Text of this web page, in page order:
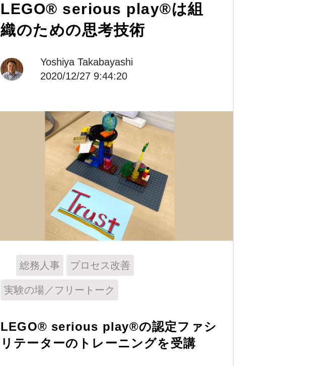
LEGO® serious play®は組
織のための思考技術
Yoshiya Takabayashi
2020/12/27 9:44:20
総務人事 プロセス改善
実験の場／フリートーク
LEGO® serious play®の認定ファシ
リテーターのトレーニングを受講